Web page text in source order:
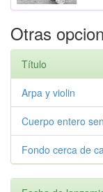
Otras
Título
Arpa y violin
Cuerpo entero
Fondo cerca de